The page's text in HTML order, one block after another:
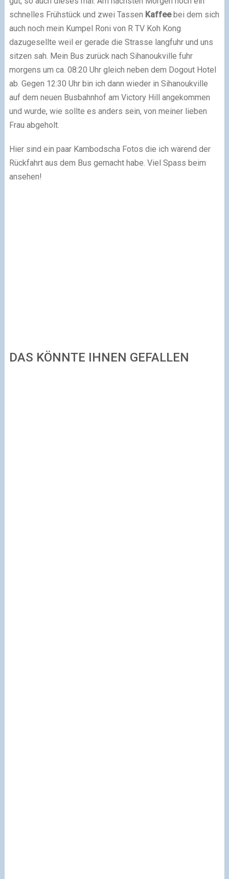
schnelles Frühstück und zwei Tassen Kaffeebei dem sich
auch noch mein Kumpel Roni von R TV Koh Kong
dazugesellte weil er gerade die Strasse langfuhr und uns
sitzen sah. Mein Bus zurück nach Sihanoukville fuhr
morgens um ca. 08:20 Uhr gleich neben dem Dogout Hotel
ab. Gegen 12:30 Uhr bin ich dann wieder in Sihanoukville
auf dem neuen Busbahnhof am Victory Hill angekommen
und wurde, wie sollte es anders sein, von meiner lieben
Frau abgeholt.
Hier sind ein paar Kambodscha Fotos die ich wärend der
Rückfahrt aus dem Bus gemacht habe. Viel Spass beim
ansehen!
DAS KÖNNTE IHNEN GEFALLEN